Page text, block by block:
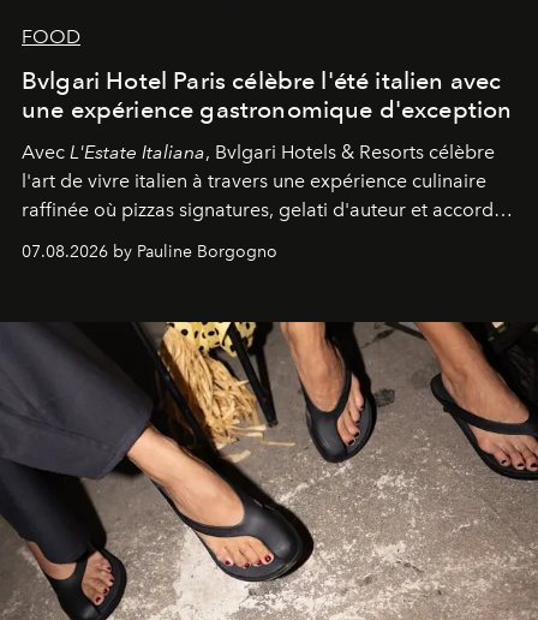
FOOD
Bvlgari Hotel Paris célèbre l'été italien avec
une expérience gastronomique d'exception
Avec L'Estate Italiana, Bvlgari Hotels & Resorts célèbre
l'art de vivre italien à travers une expérience culinaire
raffinée où pizzas signatures, gelati d'auteur et accords
d'exception composent un véritable voyage sensoriel.
07.08.2026 by Pauline Borgogno